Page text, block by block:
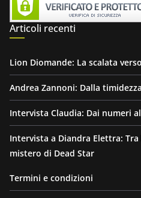
Articoli recenti
Lion Diomande: La scalata
Andrea Zannoni: Dalla
Intervista Claudia: Dai numeri
Intervista a Diandra Elettra:
mistero di Dead Star
Termini e condizioni